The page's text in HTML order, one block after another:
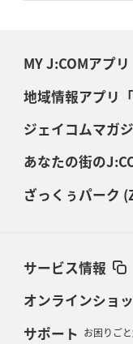
MY J:COMアプリ
地域情報アプリ
ジェイコムマガ
あなたの街の
ざっくぅパーク
サービス情報
オンラインショ
サポート お困りご